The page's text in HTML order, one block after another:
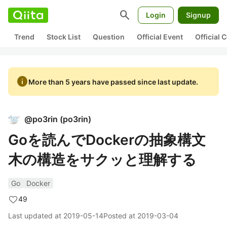
search Login Signup
Trend Stock List Question Official Event Official
infoMore than 5 years have passed since last update.
@po3rin (po3rin)
Goを読んでDockerの抽象構文
木の構造をサクッと理解する
Go
Docker
49
Last updated at 2019-05-14Posted at 2019-03-04